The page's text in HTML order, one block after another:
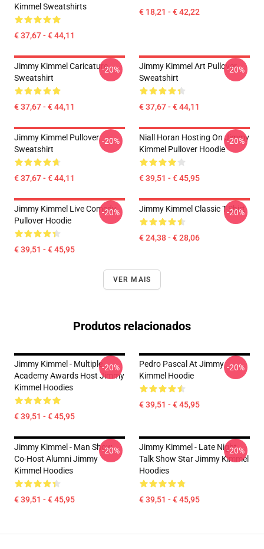
Kimmel Sweatshirts
€ 37,67 - € 44,11
€ 18,21 - € 42,22
Jimmy Kimmel Caricature
Sweatshirt
€ 37,67 - € 44,11
-20%
Jimmy Kimmel Art Pullover
Sweatshirt
€ 37,67 - € 44,11
-20%
Jimmy Kimmel Pullover
Sweatshirt
€ 37,67 - € 44,11
-20%
Niall Horan Hosting On Jimmy
Kimmel Pullover Hoodie
€ 39,51 - € 45,95
-20%
Jimmy Kimmel Live Comedy
Pullover Hoodie
€ 39,51 - € 45,95
-20% Jimmy Kimmel Classic T-Shirt
€ 24,38 - € 28,06
-20%
VER MAIS
Produtos relacionados
Jimmy Kimmel - Multiple
Academy Awards Host Jimmy
Kimmel Hoodies
€ 39,51 - € 45,95
-20%
Pedro Pascal At Jimmy
Kimmel Hoodie
€ 39,51 - € 45,95
-20%
Jimmy Kimmel - Man Show
Co-Host Alumni Jimmy
Kimmel Hoodies
€ 39,51 - € 45,95
-20%
Jimmy Kimmel - Late Night
Talk Show Star Jimmy Kimmel
Hoodies
€ 39,51 - € 45,95
-20%